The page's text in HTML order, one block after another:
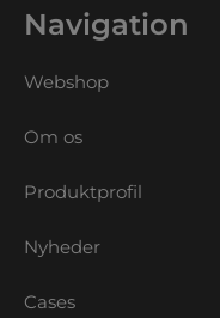
Navigation
Webshop
Om os
Produktprofil
Nyheder
Cases